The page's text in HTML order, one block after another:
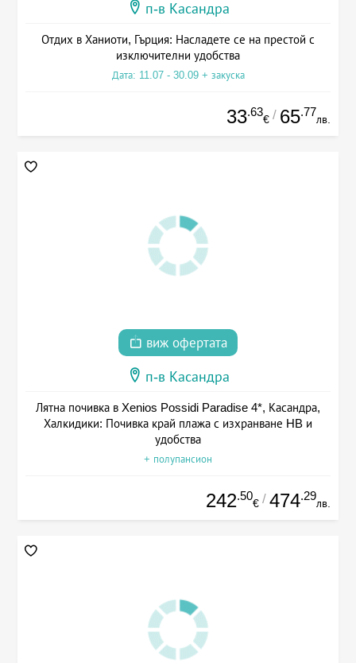
п-в Касандра
Отдих в Ханиоти, Гърция: Насладете се на престой с
изключителни удобства
Дата: 11.07 - 30.09 + закуска
33.63
€ / 65.77
лв.
виж офертата
п-в Касандра
Лятна почивка в Xenios Possidi Paradise 4*, Касандра,
Халкидики: Почивка край плажа с изхранване HB и
удобства
+ полупансион
242.50
€ / 474.29
лв.